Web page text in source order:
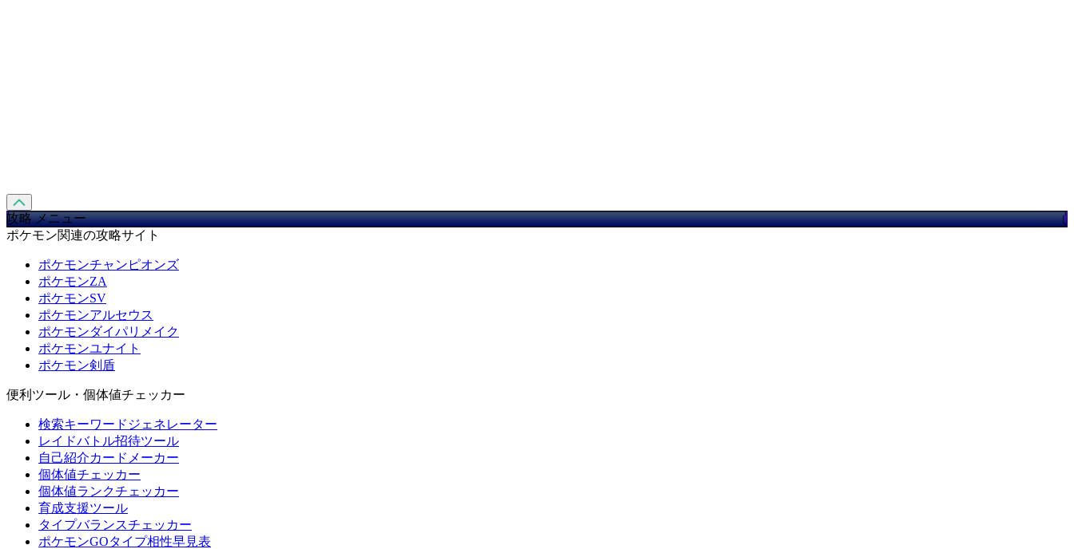
攻略 メニュー
ポケモン関連の攻略サイト
ポケモンチャンピオンズ
ポケモンZA
ポケモンSV
ポケモンアルセウス
ポケモンダイパリメイク
ポケモンユナイト
ポケモン剣盾
便利ツール・個体値チェッカー
検索キーワードジェネレーター
レイドバトル招待ツール
自己紹介カードメーカー
個体値チェッカー
個体値ランクチェッカー
育成支援ツール
タイプバランスチェッカー
ポケモンGOタイプ相性早見表